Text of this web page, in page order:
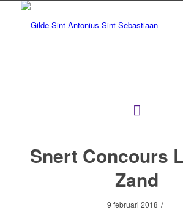
Snert Concours
Zand
9 februari 2018 /